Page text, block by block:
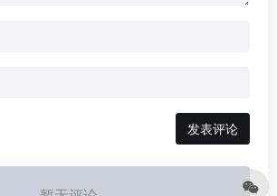
发表评论